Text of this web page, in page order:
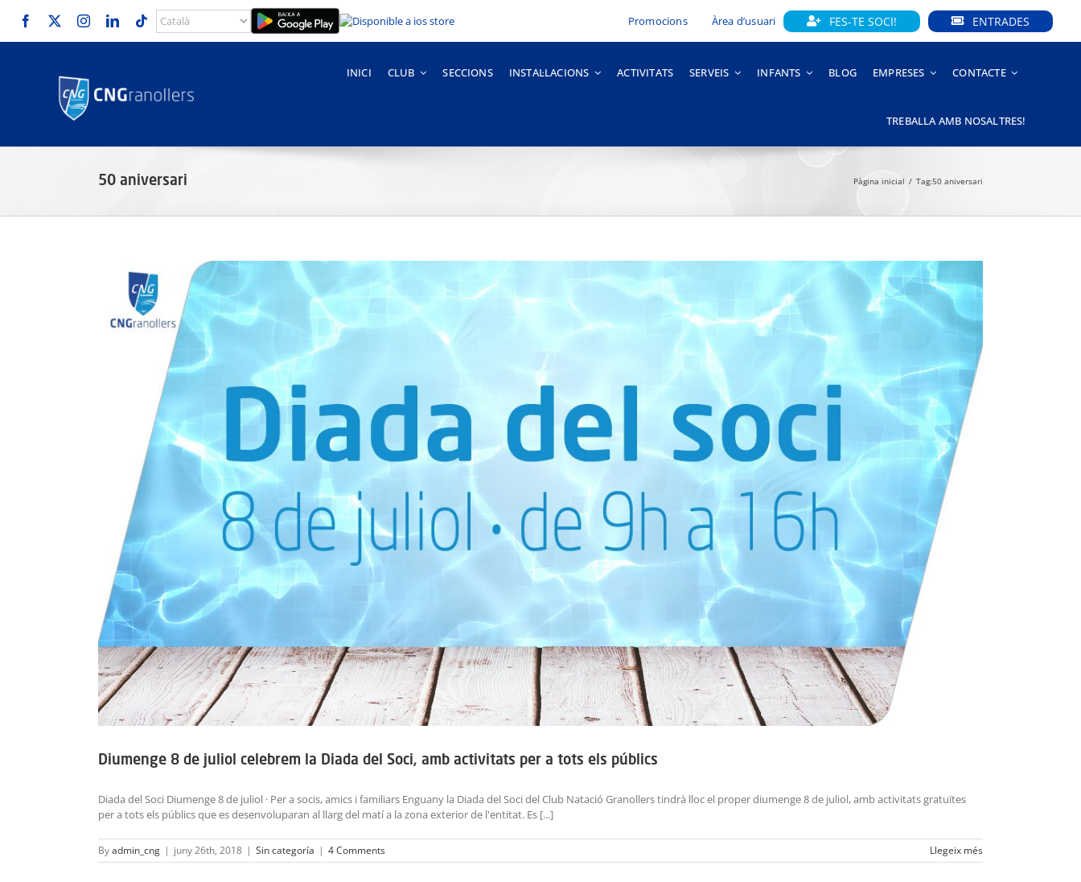
Promocions Àrea d’usuari FES-TE SOCI! ENTRADES
INICI CLUB SECCIONS INSTAL·LACIONS ACTIVITATS SERVEIS INFANTS BLOG EMPRESES CONTACTE
TREBALLA AMB NOSALTRES!
50 aniversari Pàgina inicial Tag:50 aniversari
Diumenge 8 de juliol celebrem la Diada del Soci, amb activitats per a tots els públics
Diada del Soci Diumenge 8 de juliol · Per a socis, amics i familiars Enguany la Diada del Soci del Club Natació Granollers tindrà lloc el proper diumenge 8 de juliol, amb activitats gratuïtes
per a tots els públics que es desenvoluparan al llarg del matí a la zona exterior de l'entitat. Es [...]
Byadmin_cng | juny 26th, 2018 | Sin categoría | 4 Comments Llegeix més